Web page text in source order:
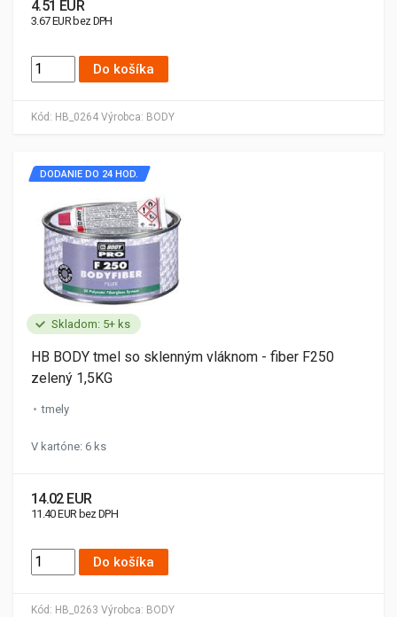
Kód: HB_0264 Výrobca: BODY
4.51 EUR
3.67 EUR bez DPH
Do košíka
Skladom: 5+ ks
Kód: HB_0263 Výrobca: BODY
DODANIE DO 24 HOD.
HB BODY tmel so sklenným vláknom - fiber F250
zelený 1,5KG
tmely
V kartóne: 6 ks
14.02 EUR
11.40 EUR bez DPH
Do košíka